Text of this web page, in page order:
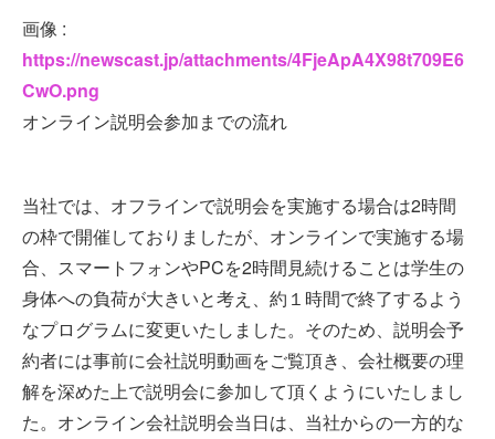
画像 :
https://newscast.jp/attachments/4FjeApA4X98t709E6
CwO.png
オンライン説明会参加までの流れ
当社では、オフラインで説明会を実施する場合は2時間
の枠で開催しておりましたが、オンラインで実施する場
合、スマートフォンやPCを2時間見続けることは学生の
身体への負荷が大きいと考え、約１時間で終了するよう
なプログラムに変更いたしました。そのため、説明会予
約者には事前に会社説明動画をご覧頂き、会社概要の理
解を深めた上で説明会に参加して頂くようにいたしまし
た。オンライン会社説明会当日は、当社からの一方的な